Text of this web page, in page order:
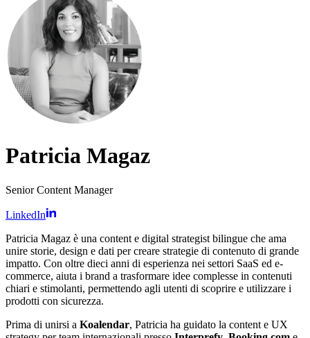
Patricia Magaz
Senior Content Manager
LinkedIn
Patricia Magaz è una content e digital strategist bilingue che ama
unire storie, design e dati per creare strategie di contenuto di grande
impatto. Con oltre dieci anni di esperienza nei settori SaaS ed e-
commerce, aiuta i brand a trasformare idee complesse in contenuti
chiari e stimolanti, permettendo agli utenti di scoprire e utilizzare i
prodotti con sicurezza.
Prima di unirsi a Koalendar, Patricia ha guidato la content e UX